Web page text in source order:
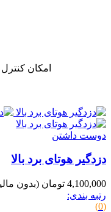
امکان
دوست داشتن
دزدگیر هوتای برد بالا
4,100,000 تومان
(بدون
رتبه بندی:
(0)